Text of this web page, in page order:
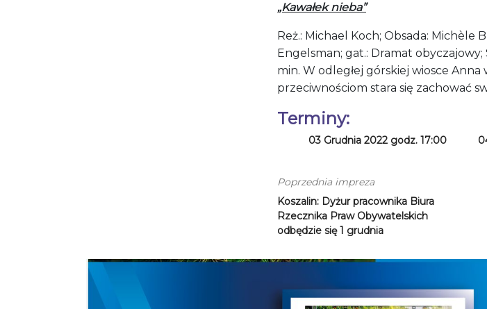
„Kawałek nieba”
Reż.: Michael Koch; Obsada: Michèle
Engelsman; gat.: Dramat obyczajowy;
min. W odległej górskiej wiosce
przeciwnościom stara się zachować
Terminy:
03 Grudnia 2022 godz. 17:00
Poprzednia impreza
Koszalin: Dyżur pracownika Biura
Rzecznika Praw Obywatelskich
odbędzie się 1 grudnia